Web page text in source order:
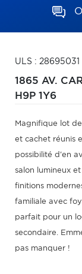
ULS : 28695031
1865 AV.
H9P 1Y6
Magnifique lot
et cachet réunis
possibilité d'en
salon lumineux
finitions
familiale avec
parfait pour un
secondaire.
pas manquer !